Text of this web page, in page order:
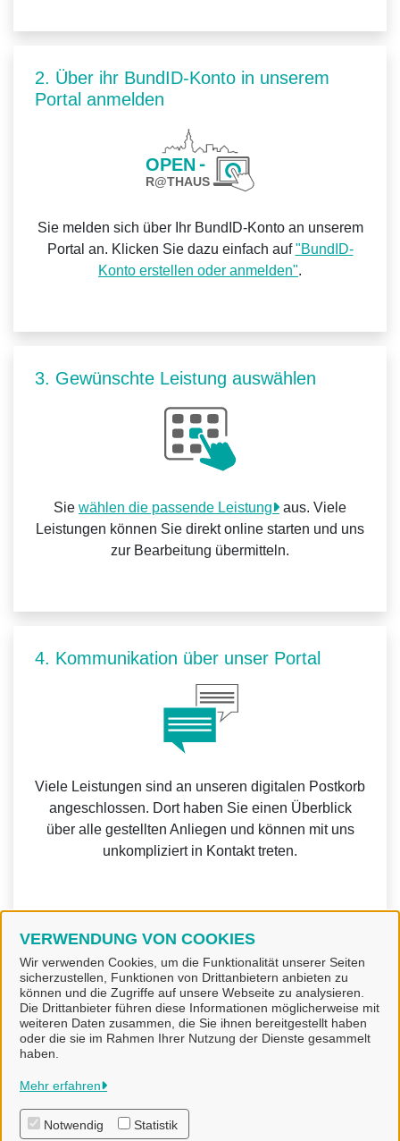
VERWENDUNG VON COOKIES
Wir verwenden Cookies, um die Funktionalität unserer Seiten
sicherzustellen, Funktionen von Drittanbietern anbieten zu
können und die Zugriffe auf unsere Webseite zu analysieren.
Die Drittanbieter führen diese Informationen möglicherweise mit
weiteren Daten zusammen, die Sie ihnen bereitgestellt haben
oder die sie im Rahmen Ihrer Nutzung der Dienste gesammelt
haben.
Mehr erfahren
Notwendig Statistik
2. Über ihr BundID-Konto in unserem
Portal anmelden
Sie melden sich über Ihr BundID-Konto an unserem
Portal an. Klicken Sie dazu einfach auf"BundID-
Konto erstellen oder anmelden".
3. Gewünschte Leistung auswählen
Sie wählen die passende Leistung
aus. Viele
Leistungen können Sie direkt online starten und uns
zur Bearbeitung übermitteln.
4. Kommunikation über unser Portal
Viele Leistungen sind an unseren digitalen Postkorb
angeschlossen. Dort haben Sie einen Überblick
über alle gestellten Anliegen und können mit uns
unkompliziert in Kontakt treten.
Weitere Informationen zur BundID finden Sie auf der
FAQ-Seite des Bundes.
Gemeinde Bad Laer
Alle Rechte vorbehalten